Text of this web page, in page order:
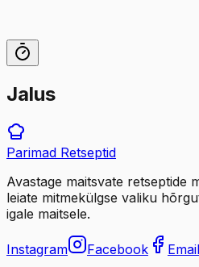
Jalus
Parimad Retseptid
Avastage maitsvate retseptide
leiate mitmekülgse valiku
igale maitsele.
Instagram Facebook Email